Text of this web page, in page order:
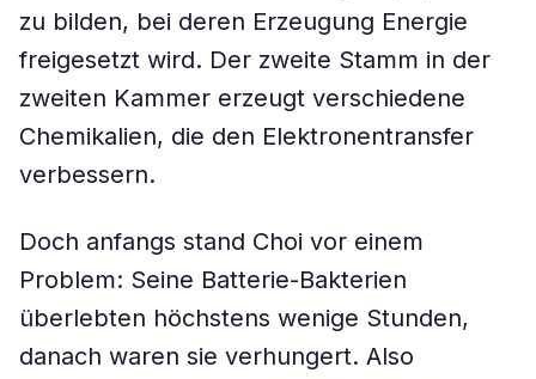
zu bilden, bei deren Erzeugung Energie
freigesetzt wird. Der zweite Stamm in der
zweiten Kammer erzeugt verschiedene
Chemikalien, die den Elektronentransfer
verbessern.
Doch anfangs stand Choi vor einem
Problem: Seine Batterie-Bakterien
überlebten höchstens wenige Stunden,
danach waren sie verhungert. Also